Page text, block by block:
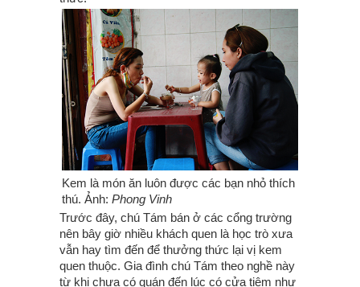
Kem là món ăn luôn được các bạn nhỏ thích
thú. Ảnh: Phong Vinh
Trước đây, chú Tám bán ở các cổng trường
nên bây giờ nhiều khách quen là học trò xưa
vẫn hay tìm đến để thưởng thức lại vị kem
quen thuộc. Gia đình chú Tám theo nghề này
từ khi chưa có quán đến lúc có cửa tiệm như